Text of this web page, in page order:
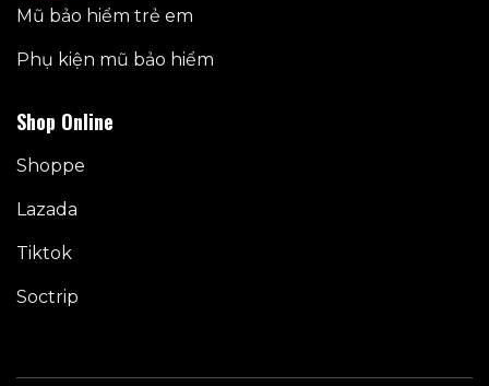
Mũ bảo hiểm trẻ em
Phụ kiện mũ bảo hiểm
Shop Online
Shoppe
Lazada
Tiktok
Soctrip